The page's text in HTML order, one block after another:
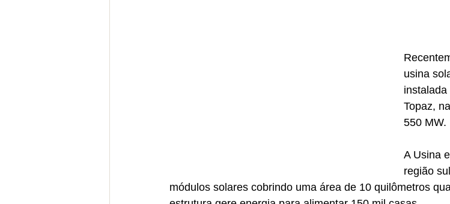
usina
Topaz,
550 MW.
A Usina
região
módulos solares cobrindo uma área de 10 quilômetros